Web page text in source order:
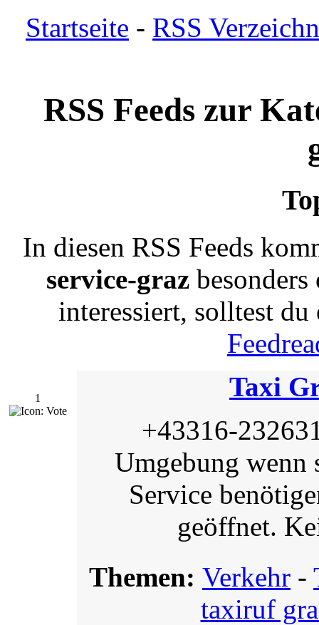
Startseite - RSS
RSS Feeds zur
In diesen RSS Feeds
service-graz
interessiert, solltest du
1
Taxi
+43316-
Umgebung wenn
Service
geöffnet.
Themen: Verkehr -
taxiruf